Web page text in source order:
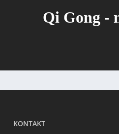
Qi Gong -
KONTAKT